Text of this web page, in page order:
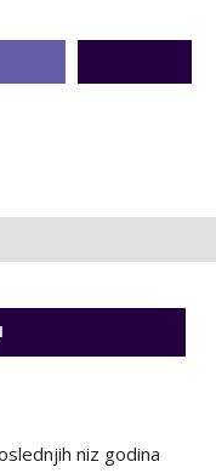
niz godina